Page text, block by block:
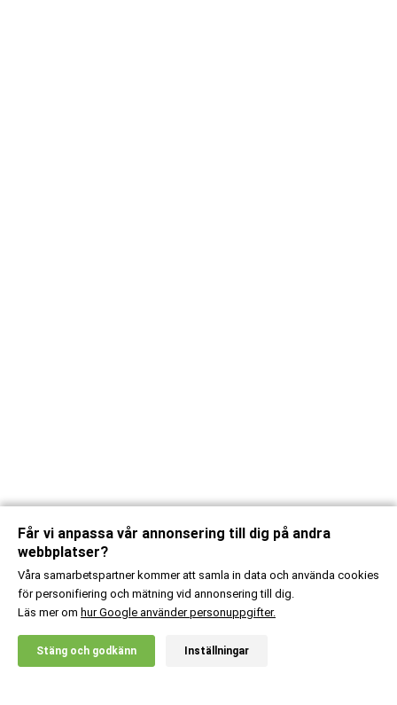
20% RABATT!
X
Får vi anpassa vår annonsering till dig på andra
webbplatser?
Våra samarbetspartner kommer att samla in data och använda cookies
för personifiering och mätning vid annonsering till dig.
Läs mer om hur Google använder personuppgifter.
Stäng och godkänn Inställningar